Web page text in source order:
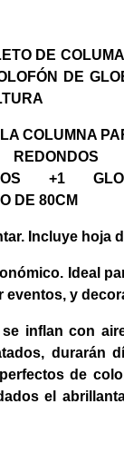
DE
DE
COLUMNA
+1
DE 80CM
Incluye hoja
Ideal
eventos, y
inflan con
durarán
de
el